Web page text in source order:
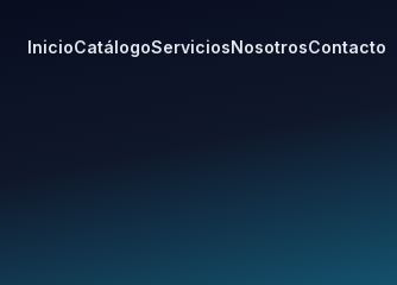
InicioCatálogoServiciosNosotrosContacto